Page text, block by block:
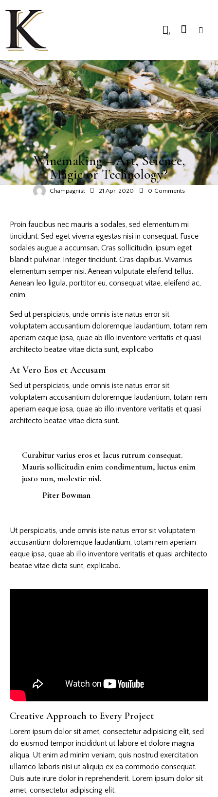
0
WINE TRAVEL
Winemaking – Art, Science,
Magic or Technology?
Champagnist 21 Apr, 2020 0 Comments
Proin faucibus nec mauris a sodales, sed elementum mi
tincidunt. Sed eget viverra egestas nisi in consequat. Fusce
sodales augue a accumsan. Cras sollicitudin, ipsum eget
blandit pulvinar. Integer tincidunt. Cras dapibus. Vivamus
elementum semper nisi. Aenean vulputate eleifend tellus.
Aenean leo ligula, porttitor eu, consequat vitae, eleifend ac,
enim.
Sed ut perspiciatis, unde omnis iste natus error sit
voluptatem accusantium doloremque laudantium, totam rem
aperiam eaque ipsa, quae ab illo inventore veritatis et quasi
architecto beatae vitae dicta sunt, explicabo.
At Vero Eos et Accusam
Sed ut perspiciatis, unde omnis iste natus error sit
voluptatem accusantium doloremque laudantium, totam rem
aperiam eaque ipsa, quae ab illo inventore veritatis et quasi
architecto beatae vitae dicta sunt.
Curabitur varius eros et lacus rutrum consequat.
Mauris sollicitudin enim condimentum, luctus enim
justo non, molestie nisl.
Piter Bowman
Ut perspiciatis, unde omnis iste natus error sit voluptatem
accusantium doloremque laudantium, totam rem aperiam
eaque ipsa, quae ab illo inventore veritatis et quasi architecto
beatae vitae dicta sunt, explicabo.
Creative Approach to Every Project
Lorem ipsum dolor sit amet, consectetur adipisicing elit, sed
do eiusmod tempor incididunt ut labore et dolore magna
aliqua. Ut enim ad minim veniam, quis nostrud exercitation
ullamco laboris nisi ut aliquip ex ea commodo consequat.
Duis aute irure dolor in reprehenderit. Lorem ipsum dolor sit
amet, consectetur adipiscing elit.